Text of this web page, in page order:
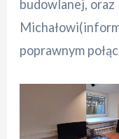
budowlanej,
poprawnym